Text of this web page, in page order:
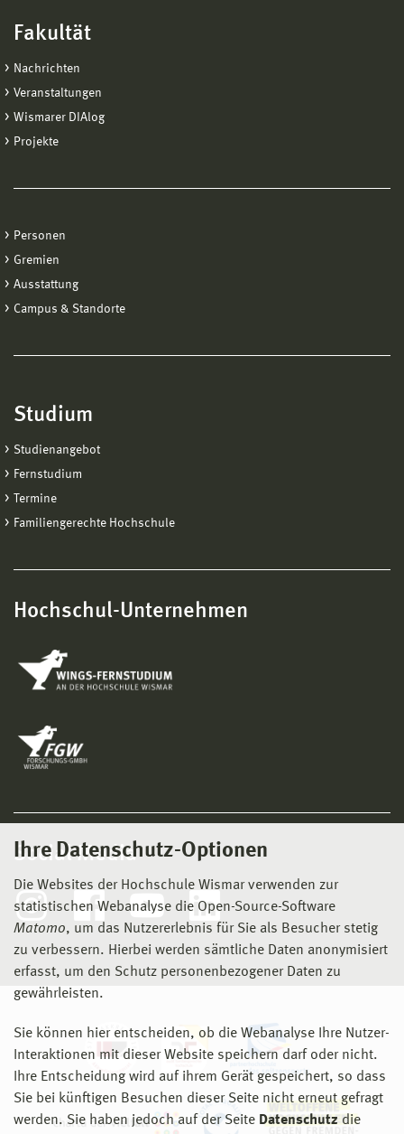
Ihre Datenschutz-Optionen
Die Websites der Hochschule Wismar verwenden zur
statistischen Webanalyse die Open-Source-Software
Matomo, um das Nutzererlebnis für Sie als Besucher stetig
zu verbessern. Hierbei werden sämtliche Daten anonymisiert
erfasst, um den Schutz personenbezogener Daten zu
gewährleisten.
Sie können hier entscheiden, ob die Webanalyse Ihre Nutzer-
Interaktionen mit dieser Website speichern darf oder nicht.
Ihre Entscheidung wird auf ihrem Gerät gespeichert, so dass
Sie bei künftigen Besuchen dieser Seite nicht erneut gefragt
werden. Sie haben jedoch auf der Seite Datenschutz die
Fakultät
Nachrichten
Veranstaltungen
Wismarer DIAlog
Projekte
Personen
Gremien
Ausstattung
Campus & Standorte
Studium
Studienangebot
Fernstudium
Termine
Familiengerechte Hochschule
Hochschul-Unternehmen
Social Media